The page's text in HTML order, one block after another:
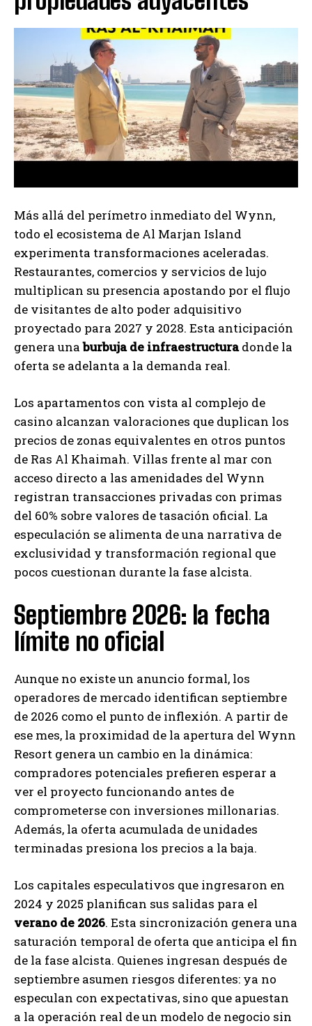
Más allá del perímetro inmediato del Wynn,
todo el ecosistema de Al Marjan Island
experimenta transformaciones aceleradas.
Restaurantes, comercios y servicios de lujo
multiplican su presencia apostando por el flujo
de visitantes de alto poder adquisitivo
proyectado para 2027 y 2028. Esta anticipación
genera unaburbuja de infraestructuradonde la
oferta se adelanta a la demanda real.
Los apartamentos con vista al complejo de
casino alcanzan valoraciones que duplican los
precios de zonas equivalentes en otros puntos
de Ras Al Khaimah. Villas frente al mar con
acceso directo a las amenidades del Wynn
registran transacciones privadas con primas
del 60% sobre valores de tasación oficial. La
especulación se alimenta de una narrativa de
exclusividad y transformación regional que
pocos cuestionan durante la fase alcista.
Septiembre 2026: la fecha
límite no oficial
Aunque no existe un anuncio formal, los
operadores de mercado identifican septiembre
de 2026 como el punto de inflexión. A partir de
ese mes, la proximidad de la apertura del Wynn
Resort genera un cambio en la dinámica:
compradores potenciales prefieren esperar a
ver el proyecto funcionando antes de
comprometerse con inversiones millonarias.
Además, la oferta acumulada de unidades
terminadas presiona los precios a la baja.
Los capitales especulativos que ingresaron en
2024 y 2025 planifican sus salidas para el
verano de 2026. Esta sincronización genera una
saturación temporal de oferta que anticipa el fin
de la fase alcista. Quienes ingresan después de
septiembre asumen riesgos diferentes: ya no
especulan con expectativas, sino que apuestan
a la operación real de un modelo de negocio sin